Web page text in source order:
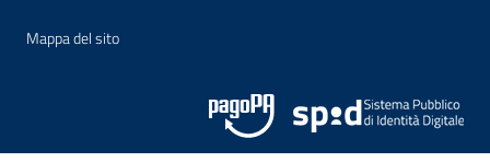
Mappa del sitoSito interno - Apre nella stessa finestra